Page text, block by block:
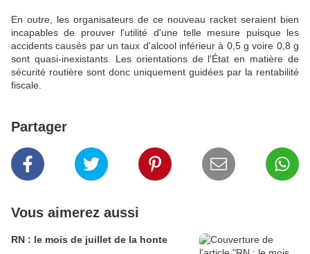
En outre, les organisateurs de ce nouveau racket seraient bien
incapables de prouver l'utilité d'une telle mesure puisque les
accidents causés par un taux d'alcool inférieur à 0,5 g voire 0,8 g
sont quasi-inexistants. Les orientations de l'État en matière de
sécurité routière sont donc uniquement guidées par la rentabilité
fiscale.
Partager
Vous aimerez aussi
RN : le mois de juillet de la honte